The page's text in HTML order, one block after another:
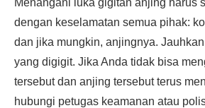
Menangani luka gigitan anjing harus
dengan keselamatan semua pihak:
dan jika mungkin, anjingnya.
yang digigit. Jika Anda tidak bisa
tersebut dan anjing tersebut terus
hubungi petugas keamanan atau